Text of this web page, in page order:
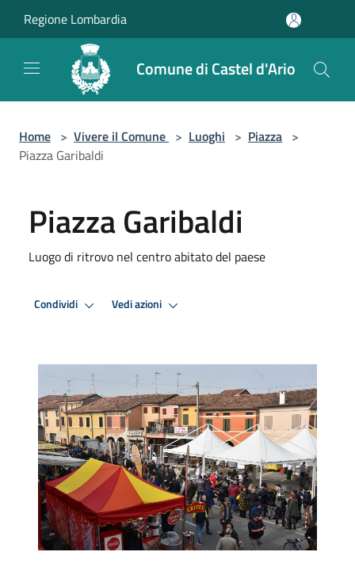
Regione Lombardia
Comune di Castel d'Ario
Home > Vivere il Comune > Luoghi > Piazza >
Piazza Garibaldi
Piazza Garibaldi
Luogo di ritrovo nel centro abitato del paese
Condividi Vedi azioni